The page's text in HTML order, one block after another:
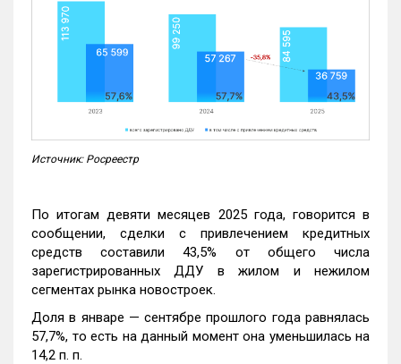
Источник: Росреестр
По итогам девяти месяцев 2025 года, говорится в
сообщении, сделки с привлечением кредитных
средств составили 43,5% от общего числа
зарегистрированных ДДУ в жилом и нежилом
сегментах рынка новостроек.
Доля в январе — сентябре прошлого года равнялась
57,7%, то есть на данный момент она уменьшилась на
14,2 п. п.